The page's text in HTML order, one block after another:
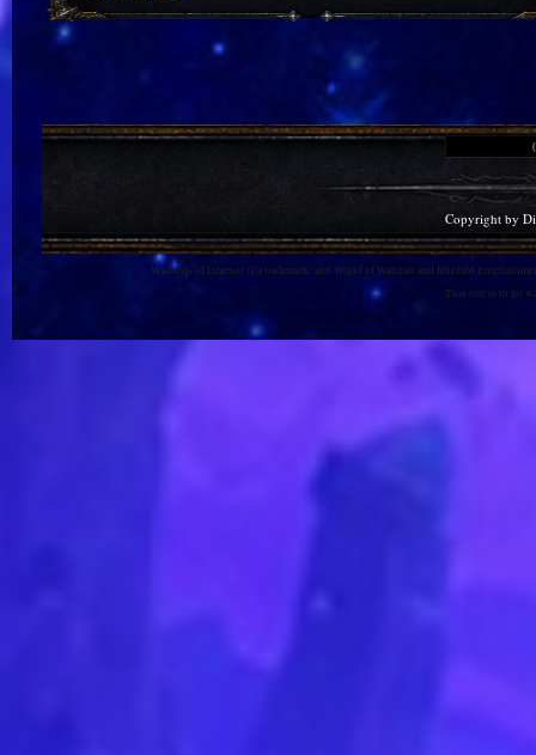
Copyright by
Warlords of Draenor is a trademark, and World of Warcraft and Blizzard
This site is in no